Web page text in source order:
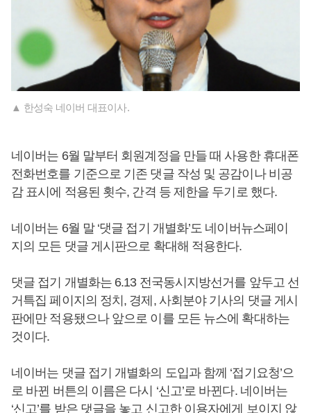
▲ 한성숙 네이버 대표이사.
네이버는 6월 말부터 회원계정을 만들 때 사용한 휴대폰
전화번호를 기준으로 기존 댓글 작성 및 공감이나 비공
감 표시에 적용된 횟수, 간격 등 제한을 두기로 했다.
네이버는 6월 말 ‘댓글 접기 개별화’도 네이버뉴스페이
지의 모든 댓글 게시판으로 확대해 적용한다.
댓글 접기 개별화는 6.13 전국동시지방선거를 앞두고 선
거특집 페이지의 정치, 경제, 사회분야 기사의 댓글 게시
판에만 적용됐으나 앞으로 이를 모든 뉴스에 확대하는
것이다.
네이버는 댓글 접기 개별화의 도입과 함께 ‘접기요청’으
로 바뀐 버튼의 이름은 다시 ‘신고’로 바뀐다. 네이버는
‘신고’를 받은 댓글을 놓고 신고한 이용자에게 보이지 않